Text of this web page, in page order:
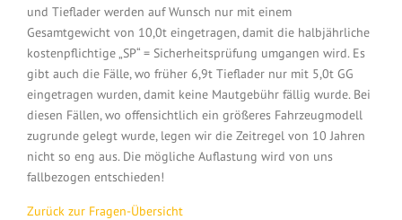
und Tieflader werden auf Wunsch nur mit einem
Gesamtgewicht von 10,0t eingetragen, damit die halbjährliche
kostenpflichtige „SP“ = Sicherheitsprüfung umgangen wird. Es
gibt auch die Fälle, wo früher 6,9t Tieflader nur mit 5,0t GG
eingetragen wurden, damit keine Mautgebühr fällig wurde. Bei
diesen Fällen, wo offensichtlich ein größeres Fahrzeugmodell
zugrunde gelegt wurde, legen wir die Zeitregel von 10 Jahren
nicht so eng aus. Die mögliche Auflastung wird von uns
fallbezogen entschieden!
Zurück zur Fragen-Übersicht